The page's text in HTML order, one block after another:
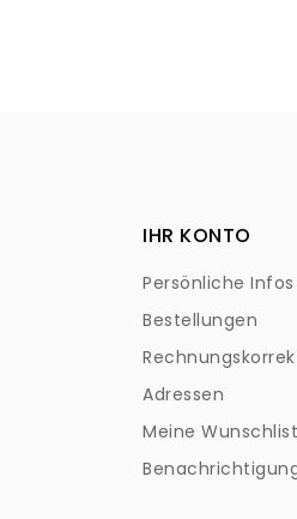
IHR KONTO
Persönliche Infos
Bestellungen
Adressen
Meine